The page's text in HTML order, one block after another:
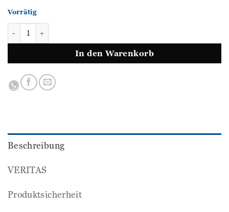
Vorrätig
Ferienheft Deutsch 4. Volksschule (VERITAS) Menge
In den Warenkorb
Beschreibung
VERITAS
Produktsicherheit